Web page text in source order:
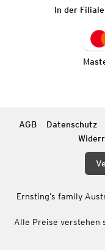
In der Filiale
AGB Datenschutz
Ernsting’s family
Alle Preise verstehen